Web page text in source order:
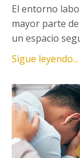
El entorno
mayor parte
un espacio
Sigue leyendo...